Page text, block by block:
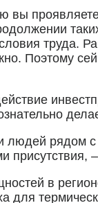
вы
труда.
Поэтому
рядом
присутствия,
в